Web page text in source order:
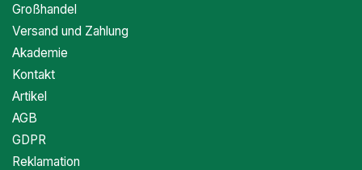
Großhandel
Versand und Zahlung
Akademie
Kontakt
Artikel
AGB
GDPR
Reklamation